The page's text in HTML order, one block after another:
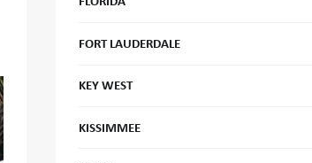
FORT LAUDERDALE
KEY WEST
KISSIMMEE